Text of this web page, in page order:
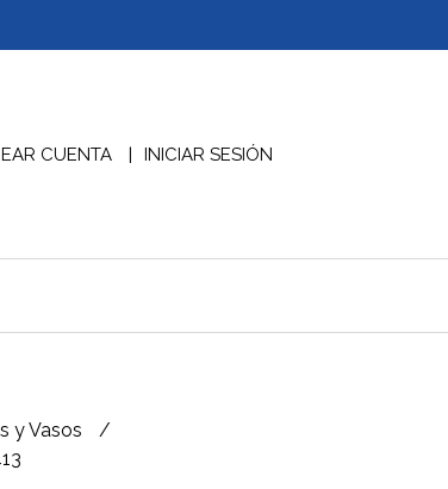
CUENTA INICIAR SESIÓN
y Vasos